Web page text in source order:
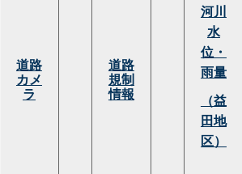
道路
カメ
ラ
道路
規制
情報
河川
水
位・
雨量
（益
田地
区）